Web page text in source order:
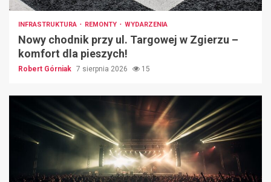
INFRASTRUKTURA REMONTY WYDARZENIA
Nowy chodnik przy ul. Targowej w Zgierzu –
komfort dla pieszych!
Robert Górniak 7 sierpnia 2026 15